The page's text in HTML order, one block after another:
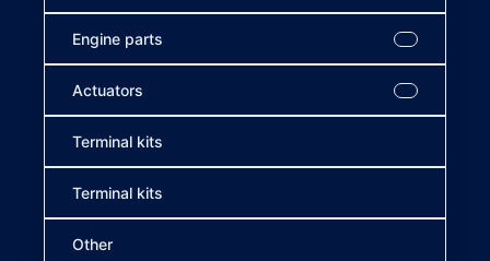
Engine parts
Actuators
Terminal kits
Terminal kits
Other